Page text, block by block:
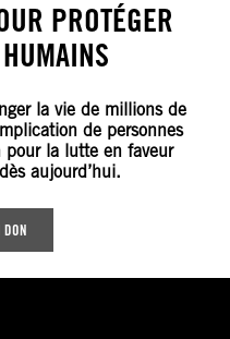
PROTÉGER
la vie de millions de
de personnes
pour la lutte en faveur
aujourd’hui.
DON